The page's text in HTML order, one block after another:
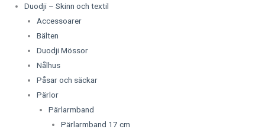
Duodji – Skinn och textil
Accessoarer
Bälten
Duodji Mössor
Nålhus
Påsar och säckar
Pärlor
Pärlarmband
Pärlarmband 17 cm